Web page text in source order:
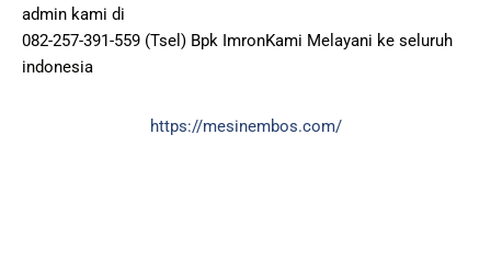
admin kami di
082-257-391-559 (Tsel) Bpk ImronKami Melayani ke seluruh
indonesia
https://mesinembos.com/